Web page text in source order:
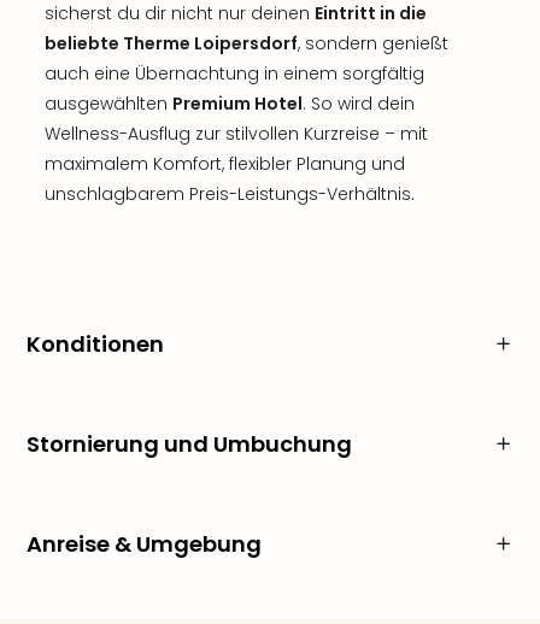
sicherst du dir nicht nur deinen Eintritt in die
beliebte Therme Loipersdorf, sondern genießt
auch eine Übernachtung in einem sorgfältig
ausgewählten Premium Hotel. So wird dein
Wellness-Ausflug zur stilvollen Kurzreise – mit
maximalem Komfort, flexibler Planung und
unschlagbarem Preis-Leistungs-Verhältnis.
Konditionen
Stornierung und Umbuchung
Anreise & Umgebung